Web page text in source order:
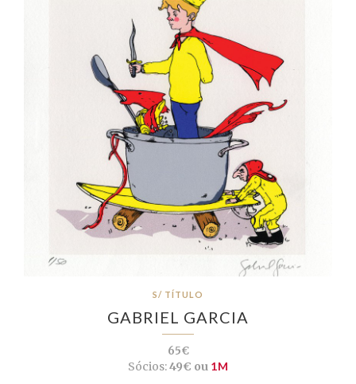
S/ TÍTULO
GABRIEL GARCIA
65€
Sócios:49€ ou 1M